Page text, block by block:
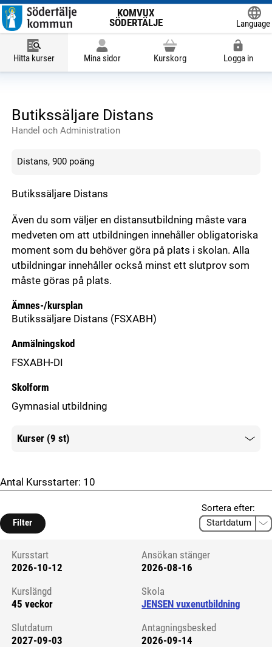
KOMVUX
SÖDERTÄLJE
Language
Hitta kurser Mina sidor Kurskorg Logga in
Butikssäljare Distans
Handel och Administration
Distans, 900 poäng
Butikssäljare Distans
Även du som väljer en distansutbildning måste vara
medveten om att utbildningen innehåller obligatoriska
moment som du behöver göra på plats i skolan. Alla
utbildningar innehåller också minst ett slutprov som
måste göras på plats.
Ämnes-/kursplan
Butikssäljare Distans (FSXABH)
Anmälningskod
FSXABH-DI
Skolform
Gymnasial utbildning
Kurser (9 st)
Mer information
Antal Kursstarter: 10
Filter
Sortera efter:
Kursstart 6075021
Kursstart
2026-10-12
Ansökan stänger
2026-08-16
Kurslängd
45 veckor
Skola
JENSEN vuxenutbildning
Slutdatum
2027-09-03
Antagningsbesked
2026-09-14